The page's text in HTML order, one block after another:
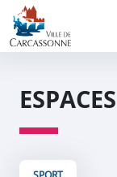
Aller au contenu
Aller au menu
Aller au plan du site
Aller à la recherche
Panneau de